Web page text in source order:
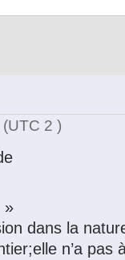
(UTC 2 )
»
dans la
n’a pas